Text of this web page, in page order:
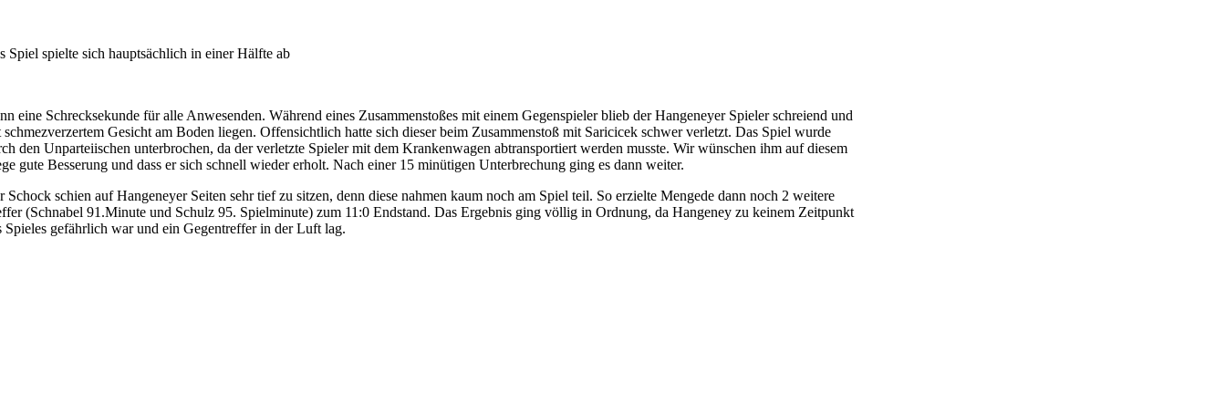
Spiel spielte sich hauptsächlich in einer Hälfte ab
eine Schrecksekunde für alle Anwesenden. Während eines Zusammenstoßes mit einem Gegenspieler blieb der Hangeneyer Spieler schreiend und
schmezverzertem Gesicht am Boden liegen. Offensichtlich hatte sich dieser beim Zusammenstoß mit Saricicek schwer verletzt. Das Spiel wurde
den Unparteiischen unterbrochen, da der verletzte Spieler mit dem Krankenwagen abtransportiert werden musste. Wir wünschen ihm auf diesem
gute Besserung und dass er sich schnell wieder erholt. Nach einer 15 minütigen Unterbrechung ging es dann weiter.
Schock schien auf Hangeneyer Seiten sehr tief zu sitzen, denn diese nahmen kaum noch am Spiel teil. So erzielte Mengede dann noch 2 weitere
(Schnabel 91.Minute und Schulz 95. Spielminute) zum 11:0 Endstand. Das Ergebnis ging völlig in Ordnung, da Hangeney zu keinem Zeitpunkt
Spieles gefährlich war und ein Gegentreffer in der Luft lag.